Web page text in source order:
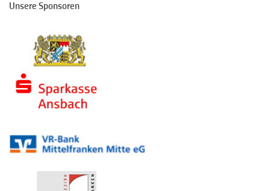
Unsere Sponsoren